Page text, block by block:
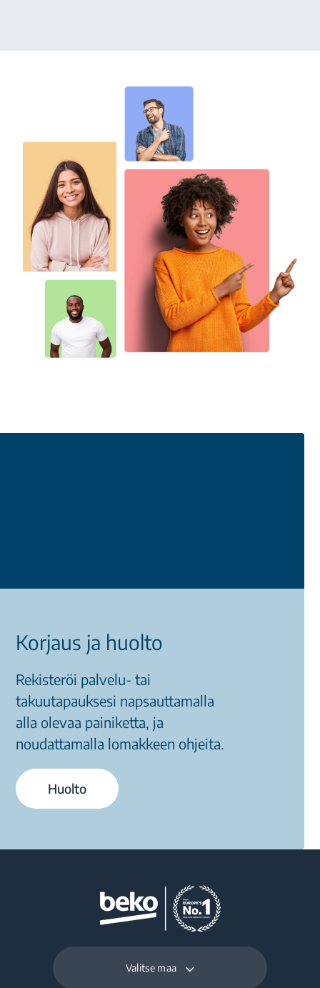
Korjaus ja huolto
Rekisteröi palvelu- tai
takuutapauksesi napsauttamalla
alla olevaa painiketta, ja
noudattamalla lomakkeen ohjeita.
Huolto
Valitse maa